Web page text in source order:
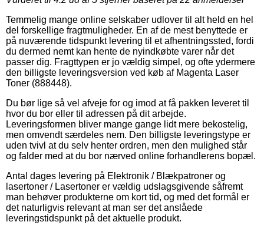
Temmelig mange online selskaber udlover til alt held en hel
del forskellige fragtmuligheder. En af de mest benyttede er
på nuværende tidspunkt levering til et afhentningssted, fordi
du dermed nemt kan hente de nyindkøbte varer når det
passer dig. Fragttypen er jo vældig simpel, og ofte ydermere
den billigste leveringsversion ved køb af Magenta Laser
Toner (888448).
Du bør lige så vel afveje for og imod at få pakken leveret til
hvor du bor eller til adressen på dit arbejde.
Leveringsformen bliver mange gange lidt mere bekostelig,
men omvendt særdeles nem. Den billigste leveringstype er
uden tvivl at du selv henter ordren, men den mulighed står
og falder med at du bor nærved online forhandlerens bopæl.
Antal dages levering på Elektronik / Blækpatroner og
lasertoner / Lasertoner er vældig udslagsgivende såfremt
man behøver produkterne om kort tid, og med det formål er
det naturligvis relevant at man ser det anslåede
leveringstidspunkt på det aktuelle produkt.